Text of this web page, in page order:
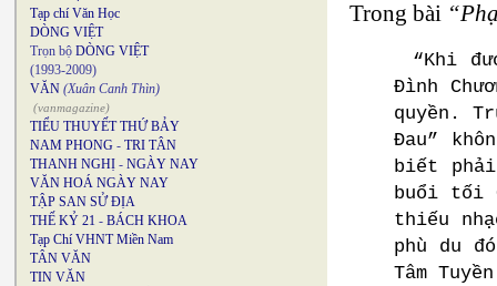
Tạp chí Văn Học
DÒNG VIỆT
Trọn bộ DÒNG VIỆT
(1993-2009)
VĂN (Xuân Canh Thìn)
(vanmagazine)
TIỂU THUYẾT THỨ BẢY
NAM PHONG - TRI TÂN
THANH NGHỊ - NGÀY NAY
VĂN HOÁ NGÀY NAY
TẬP SAN SỬ ĐỊA
THẾ KỶ 21 - BÁCH KHOA
Tạp Chí VHNT Miền Nam
TÂN VĂN
TIN VĂN
Trong bài
“Khi
Đình
quyền.
Đau”
biết
buổi tối
thiếu
phù du
Tâm